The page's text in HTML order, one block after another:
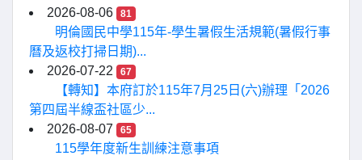
2026-08-06
81
明倫國民中學115年-學生暑假生活規範(暑假行事
曆及返校打掃日期)...
2026-07-22
67
【轉知】本府訂於115年7月25日(六)辦理「2026
第四屆半線盃社區少...
2026-08-07
65
115學年度新生訓練注意事項